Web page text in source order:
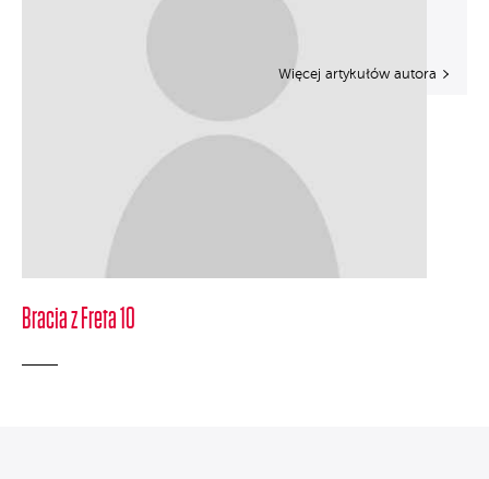
Bracia z Freta 10
Więcej artykułów autora